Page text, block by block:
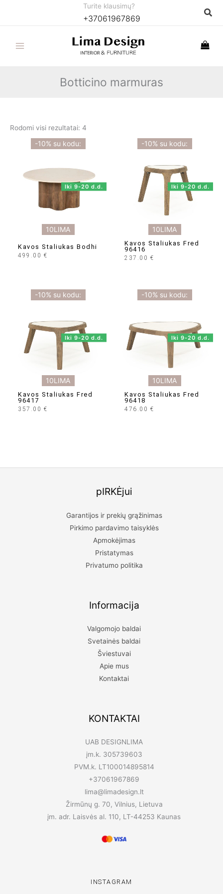
Turite klausimų?
+37061967869
Botticino marmuras
Rodomi visi rezultatai: 4
10LIMA
-10% su kodu:
Iki 9-20 d.d.
Kavos Staliukas Bodhi
499.00 €
10LIMA
-10% su kodu:
Iki 9-20 d.d.
Kavos Staliukas Fred
96416
237.00 €
10LIMA
-10% su kodu:
Iki 9-20 d.d.
Kavos Staliukas Fred
96417
357.00 €
10LIMA
-10% su kodu:
Iki 9-20 d.d.
Kavos Staliukas Fred
96418
476.00 €
pIRKĖjui
Garantijos ir prekių grąžinimas
Pirkimo pardavimo taisyklės
Apmokėjimas
Pristatymas
Privatumo politika
Informacija
Valgomojo baldai
Svetainės baldai
Šviestuvai
Apie mus
Kontaktai
KONTAKTAI
UAB DESIGNLIMA
įm.k. 305739603
PVM.k. LT100014895814
+37061967869
lima@limadesign.lt
Žirmūnų g. 70, Vilnius, Lietuva
įm. adr. Laisvės al. 110, LT-44253 Kaunas
INSTAGRAM